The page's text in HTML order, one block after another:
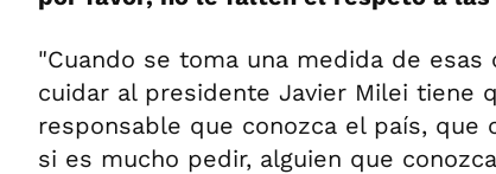
"Cuando se toma una medida de esas
cuidar al presidente Javier Milei tiene
responsable que conozca el país, que
si es mucho pedir, alguien que